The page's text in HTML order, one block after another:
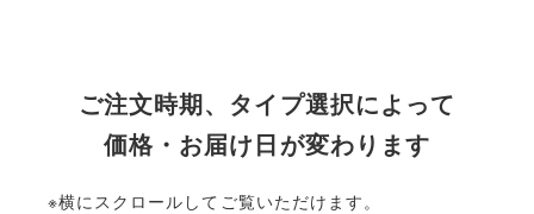
ご注文時期、タイプ選択によって
価格・お届け日が変わります
※横にスクロールしてご覧いただけます。